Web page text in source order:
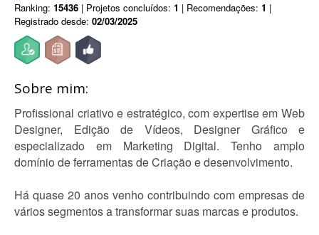
Ranking: 15436 | Projetos concluídos: 1 | Recomendações: 1 |
Registrado desde: 02/03/2025
Sobre mim:
Profissional criativo e estratégico, com expertise em Web
Designer, Edição de Vídeos, Designer Gráfico e
especializado em Marketing Digital. Tenho amplo
domínio de ferramentas de Criação e desenvolvimento.
Há quase 20 anos venho contribuindo com empresas de
vários segmentos a transformar suas marcas e produtos.